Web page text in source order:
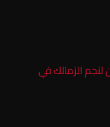
الزمالك في